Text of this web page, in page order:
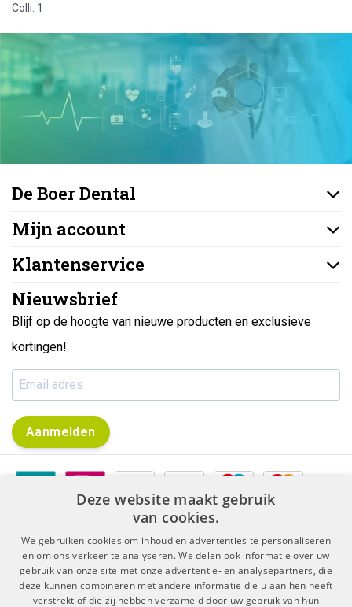
Colli: 1
De Boer Dental
Mijn account
Klantenservice
Nieuwsbrief
Blijf op de hoogte van nieuwe producten en exclusieve
kortingen!
Aanmelden
Algemene voorwaarden | Disclaimer & Privacy Protocol |
Sitemap | RSS Feed
Deze website maakt gebruik
van cookies.
We gebruiken cookies om inhoud en advertenties te personaliseren
en om ons verkeer te analyseren. We delen ook informatie over uw
gebruik van onze site met onze advertentie- en analysepartners, die
deze kunnen combineren met andere informatie die u aan hen heeft
verstrekt of die zij hebben verzameld door uw gebruik van hun